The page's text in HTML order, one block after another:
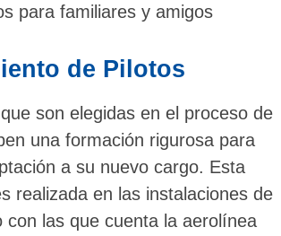
para familiares y amigos
de Pilotos
son elegidas en el proceso de
una formación rigurosa para
a su nuevo cargo. Esta
realizada en las instalaciones de
con las que cuenta la aerolínea